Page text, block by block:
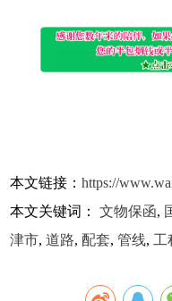
本文链接：https://
本文关键词：文物保函,
津市,道路, 配套,管线,工